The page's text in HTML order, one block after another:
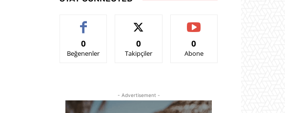
0
Beğenenler
0
Takipçiler
0
Abone
- Advertisement -